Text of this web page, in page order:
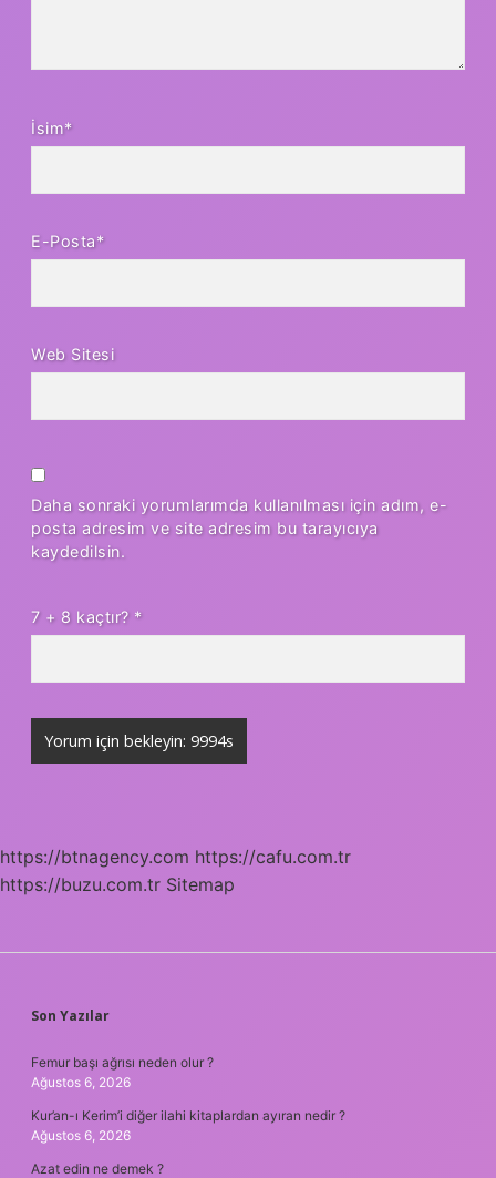
İsim*
E-Posta*
Web Sitesi
Daha sonraki yorumlarımda kullanılması için adım, e-
posta adresim ve site adresim bu tarayıcıya
kaydedilsin.
7 + 8 kaçtır? *
https://btnagency.com https://cafu.com.tr
https://buzu.com.tr Sitemap
SIDEBAR
Son Yazılar
Femur başı ağrısı neden olur ?
Ağustos 6, 2026
Kur’an-ı Kerim’i diğer ilahi kitaplardan ayıran nedir ?
Ağustos 6, 2026
Azat edin ne demek ?